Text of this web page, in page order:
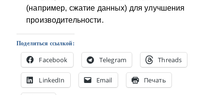
(например, сжатие данных) для улучшения
производительности.
Поделиться ссылкой:
Facebook Telegram Threads
LinkedIn Email Печать